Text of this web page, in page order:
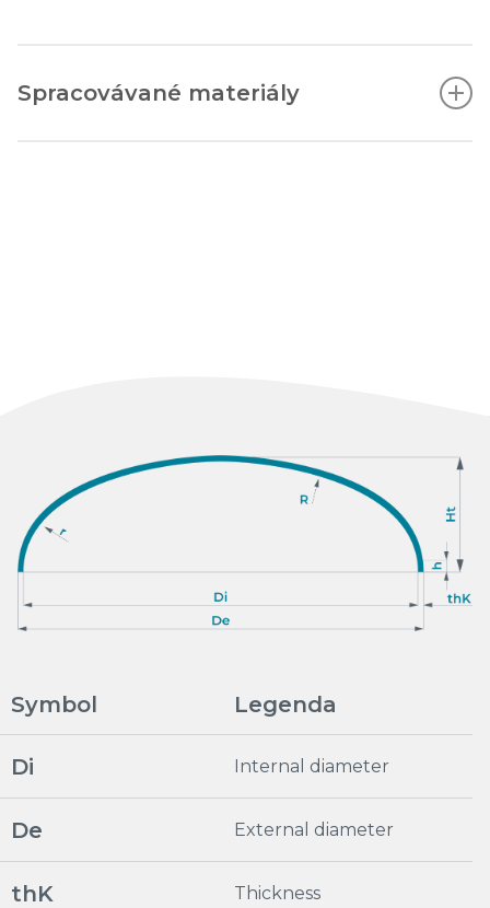
Spracovávané materiály
Symbol Legenda
Di Internal diameter
De External diameter
thK Thickness